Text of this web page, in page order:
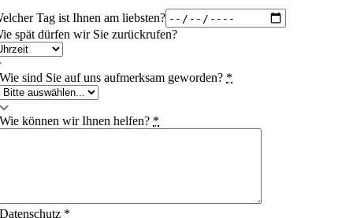
Tag ist Ihnen am liebsten?
spät dürfen wir Sie zurückrufen?
Wie sind Sie auf uns aufmerksam geworden? *
Wie können wir Ihnen helfen? *
Datenschutz *